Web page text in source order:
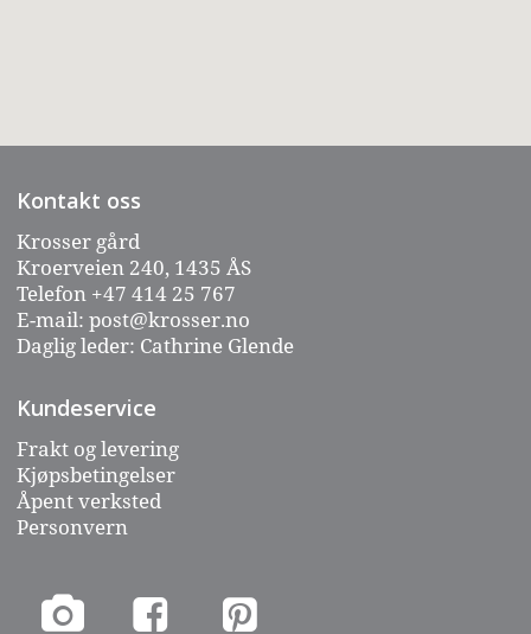
Kontakt oss
Krosser gård
Kroerveien 240, 1435 ÅS
Telefon +47 414 25 767
E-mail: post@krosser.no
Daglig leder: Cathrine Glende
Kundeservice
Frakt og levering
Kjøpsbetingelser
Åpent verksted
Personvern